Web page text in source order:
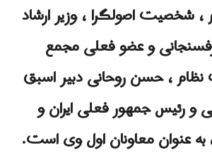
شخصیت اصولگرا ، وزیر ارشاد
و عضو فعلی مجمع
، حسن روحانی دبیر اسبق
و رئیس جمهور فعلی ایران و
عنوان معاونان اول وی است.